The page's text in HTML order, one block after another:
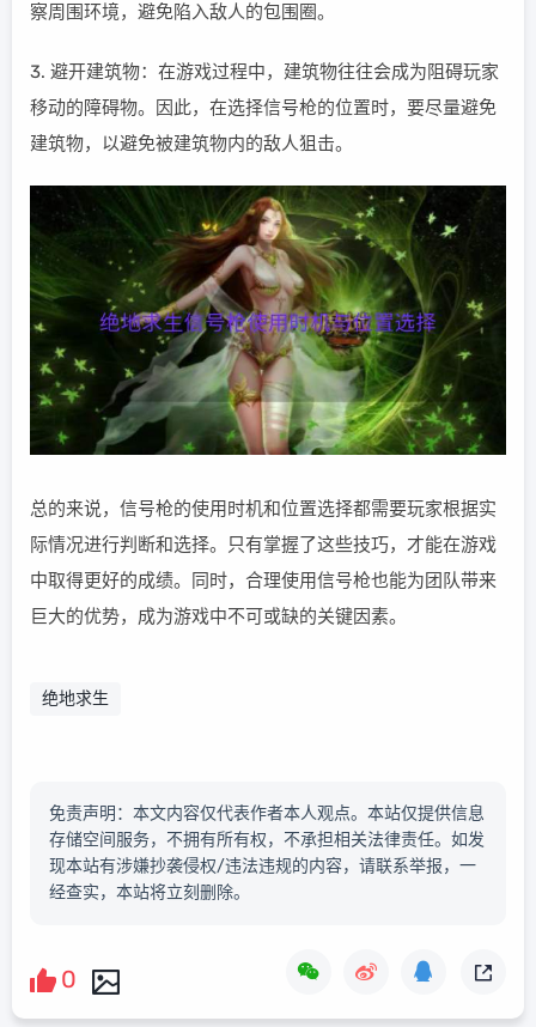
察周围环境，避免陷入敌人的包围圈。
3. 避开建筑物：在游戏过程中，建筑物往往会成为阻碍玩家
移动的障碍物。因此，在选择信号枪的位置时，要尽量避免
建筑物，以避免被建筑物内的敌人狙击。
总的来说，信号枪的使用时机和位置选择都需要玩家根据实
际情况进行判断和选择。只有掌握了这些技巧，才能在游戏
中取得更好的成绩。同时，合理使用信号枪也能为团队带来
巨大的优势，成为游戏中不可或缺的关键因素。
绝地求生
免责声明：本文内容仅代表作者本人观点。本站仅提供信息
存储空间服务，不拥有所有权，不承担相关法律责任。如发
现本站有涉嫌抄袭侵权/违法违规的内容，请联系举报，一
经查实，本站将立刻删除。
0